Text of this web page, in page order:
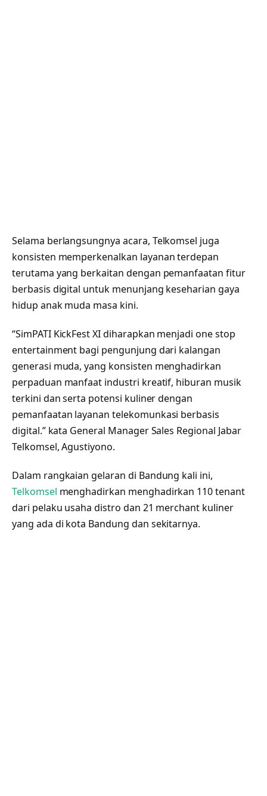
Selama berlangsungnya acara, Telkomsel juga
konsisten memperkenalkan layanan terdepan
terutama yang berkaitan dengan pemanfaatan fitur
berbasis digital untuk menunjang keseharian gaya
hidup anak muda masa kini.
“SimPATI KickFest XI diharapkan menjadi one stop
entertainment bagi pengunjung dari kalangan
generasi muda, yang konsisten menghadirkan
perpaduan manfaat industri kreatif, hiburan musik
terkini dan serta potensi kuliner dengan
pemanfaatan layanan telekomunkasi berbasis
digital.” kata General Manager Sales Regional Jabar
Telkomsel, Agustiyono.
Dalam rangkaian gelaran di Bandung kali ini,
Telkomsel menghadirkan menghadirkan 110 tenant
dari pelaku usaha distro dan 21 merchant kuliner
yang ada di kota Bandung dan sekitarnya.